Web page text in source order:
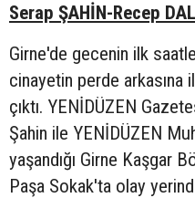
Serap ŞAHİN-Recep DAL
Girne'de gecenin ilk
cinayetin perde arkasına
çıktı. YENİDÜZEN
Şahin ile YENİDÜZEN
yaşandığı Girne Kaşgar
Paşa Sokak'ta olay